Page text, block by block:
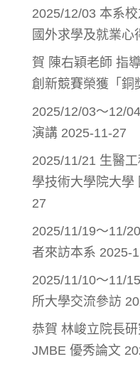
2025/12/03 本系
國外求學及就業心
賀 陳右穎老師 指
創新競賽榮獲「銅
2025/12/03～12/
演講 2025-11-27
2025/11/21 生醫
學技術大學院大學
27
2025/11/19～11/
者來訪本系 2025-
2025/11/10～11/
所大學交流參訪
恭賀 林峻立院長
JMBE 優秀論文